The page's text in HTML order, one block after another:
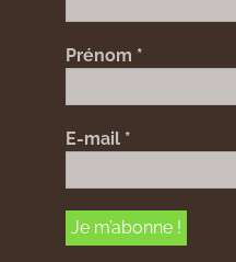
Prénom *
E-mail *